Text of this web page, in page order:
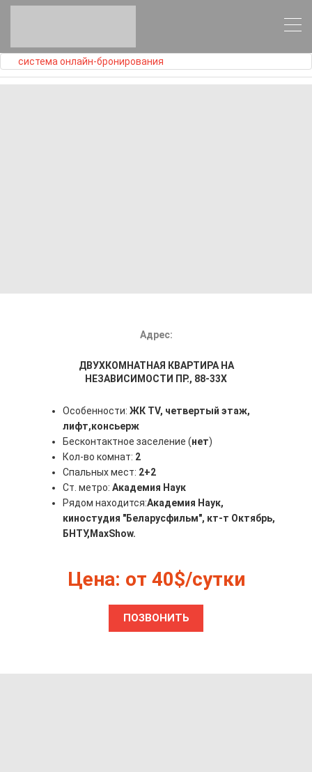
система онлайн-бронирования
Адрес:
ДВУХКОМНАТНАЯ КВАРТИРА НА
НЕЗАВИСИМОСТИ ПР., 88-33Х
Особенности: ЖК TV, четвертый этаж,
лифт,консьерж
Бесконтактное заселение (нет)
Кол-во комнат: 2
Спальных мест: 2+2
Ст. метро: Академия Наук
Рядом находится:Академия Наук,
киностудия "Беларусфильм", кт-т Октябрь,
БНТУ, MaxShow.
Цена: от 40$/сутки
ПОЗВОНИТЬ